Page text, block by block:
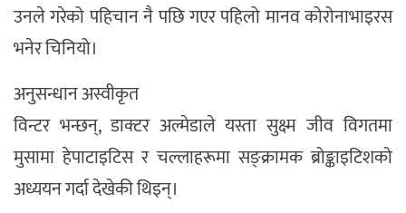
उनले गरेको पहिचान नै पछि गएर पहिलो मानव कोरोनाभाइरस
भनेर चिनियो।
अनुसन्धान अस्वीकृत
विन्टर भन्छन्, डाक्टर अल्मेडाले यस्ता सुक्ष्म जीव विगतमा
मुसामा हेपाटाइटिस र चल्लाहरूमा सङ्क्रामक ब्रोङ्काइटिशको
अध्ययन गर्दा देखेकी थिइन्।